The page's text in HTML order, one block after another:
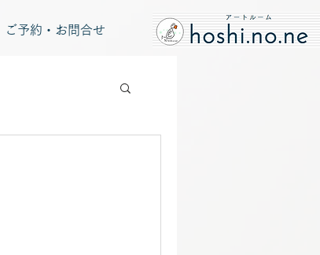
ご予約・お問合せ